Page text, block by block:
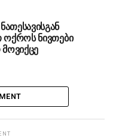
ოქროს ნივთები